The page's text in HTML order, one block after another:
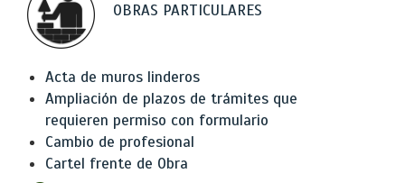
OBRAS PARTICULARES
Acta de muros linderos
Ampliación de plazos de trámites que
requieren permiso con formulario
Cambio de profesional
Cartel frente de Obra